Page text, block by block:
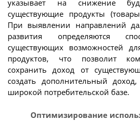
указывает на снижение
существующие продукты
При выявлении направлений
развития определяются
существующих возможностей
продуктов, что позволит
сохранить доход от
создать дополнительный
широкой потребительской базе.
Оптимизирование